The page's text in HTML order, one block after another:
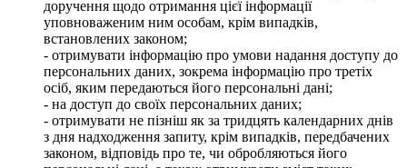
доручення щодо отримання цієї інформації
уповноваженим ним особам, крім випадків,
встановлених законом;
- отримувати інформацію про умови надання доступу до
персональних даних, зокрема інформацію про третіх
осіб, яким передаються його персональні дані;
- на доступ до своїх персональних даних;
- отримувати не пізніш як за тридцять календарних днів
з дня надходження запиту, крім випадків, передбачених
законом, відповідь про те, чи обробляються його